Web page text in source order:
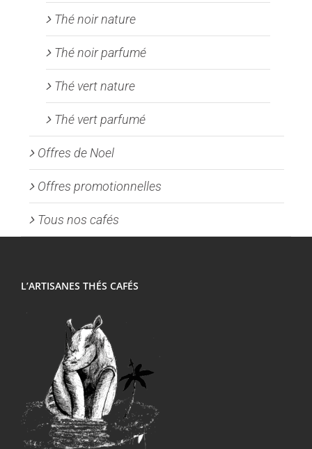
Thé noir nature
Thé noir parfumé
Thé vert nature
Thé vert parfumé
Offres de Noel
Offres promotionnelles
Tous nos cafés
L’ARTISANES THÉS CAFÉS